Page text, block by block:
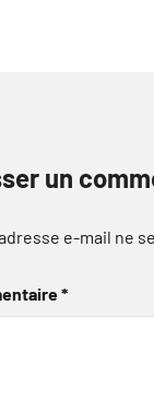
un
e-mail ne
*